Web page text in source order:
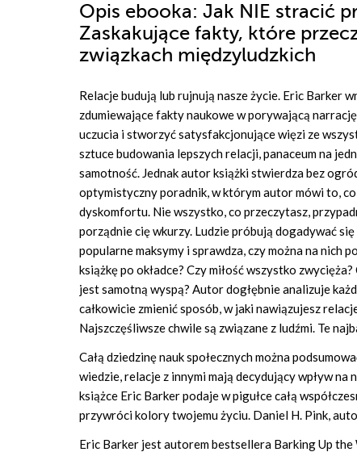
Opis ebooka: Jak NIE stracić
Zaskakujące fakty, które
związkach międzyludzkich
Relacje budują lub rujnują nasze życie. Eric Barker
zdumiewające fakty naukowe w porywającą
uczucia i stworzyć satysfakcjonujące więzi ze
sztuce budowania lepszych relacji, panaceum na
samotność. Jednak autor książki stwierdza bez
optymistyczny poradnik, w którym autor mówi to, co
dyskomfortu. Nie wszystko, co przeczytasz,
porządnie cię wkurzy. Ludzie próbują dogadywać
popularne maksymy i sprawdza, czy można na nich
książkę po okładce? Czy miłość wszystko
jest samotną wyspą? Autor dogłębnie analizuje
całkowicie zmienić sposób, w jaki nawiązujesz
Najszczęśliwsze chwile są związane z ludźmi. Te
Całą dziedzinę nauk społecznych można
wiedzie, relacje z innymi mają decydujący wpływ
książce Eric Barker podaje w pigułce całą
przywróci kolory twojemu życiu. Daniel H. Pink,
Eric Barker jest autorem bestsellera Barking Up